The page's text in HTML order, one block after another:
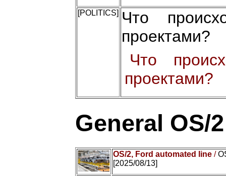
[POLITICS] Что
проектами?
Что
проектами?
General OS/
OS/2, Ford automated line /
[2025/08/13]